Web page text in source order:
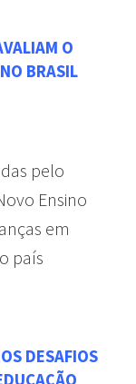
O
BRASIL
pelo
Ensino
em
país
DESAFIOS